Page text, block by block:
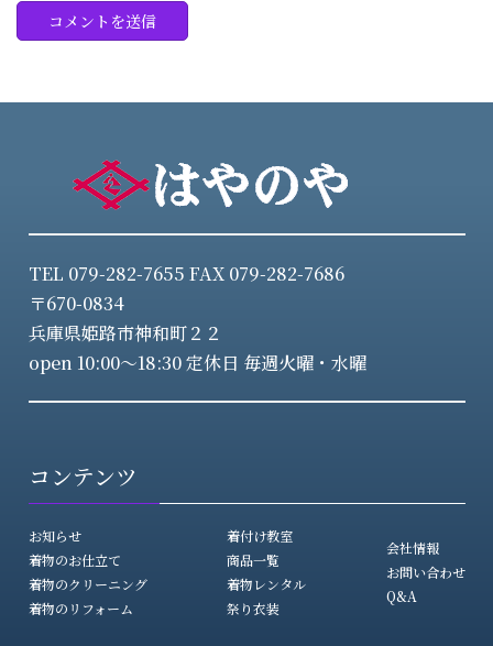
TEL 079-282-7655 FAX 079-282-7686
〒670-0834
兵庫県姫路市神和町２２
open 10:00～18:30 定休日 毎週火曜・水曜
コンテンツ
お知らせ
着物のお仕立て
着物のクリーニング
着物のリフォーム
着付け教室
商品一覧
着物レンタル
祭り衣装
会社情報
お問い合わせ
Q&A